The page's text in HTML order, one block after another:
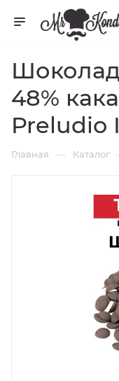
48%
Preludio
Главная — Каталог